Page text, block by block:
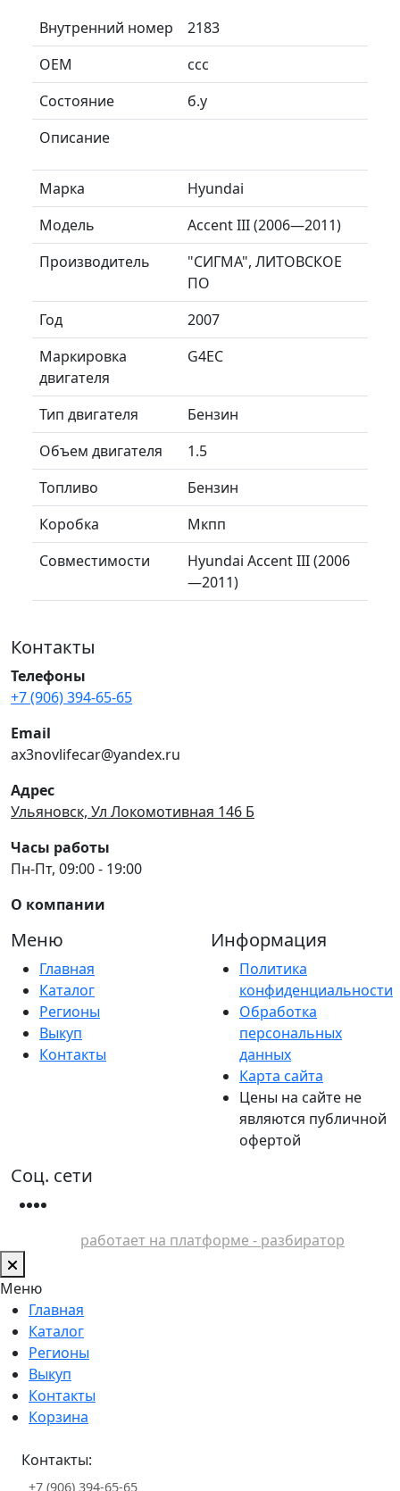
Внутренний номер
2183
ОЕМ
ccc
Состояние
б.у
Описание
Марка
Hyundai
Модель
Accent III (2006—2011)
Производитель
"СИГМА", ЛИТОВСКОЕ
ПО
Год
2007
Маркировка
двигателя
G4EC
Тип двигателя
Бензин
Объем двигателя
1.5
Топливо
Бензин
Коробка
Мкпп
Совместимости
Hyundai Accent III (2006
—2011)
Контакты
Телефоны
+7 (906) 394-65-65
Email
ax3novlifecar@yandex.ru
Адрес
Ульяновск, Ул Локомотивная 146 Б
Часы работы
Пн-Пт, 09:00 - 19:00
О компании
Меню
Главная
Каталог
Регионы
Выкуп
Контакты
Информация
Политика
конфиденциальности
Обработка
персональных
данных
Карта сайта
Цены на сайте не
являются публичной
офертой
Соц. сети
работает на платформе - разбиратор
Меню
Главная
Каталог
Регионы
Выкуп
Контакты
Корзина
Контакты:
+7 (906) 394-65-65